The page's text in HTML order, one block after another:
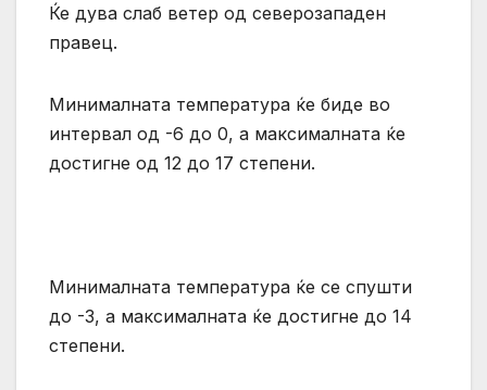
Ќе дува слаб ветер од северозападен
правец.
Минималната температура ќе биде во
интервал од -6 до 0, а максималната ќе
достигне од 12 до 17 степени.
Минималната температура ќе се спушти
до -3, а максималната ќе достигне до 14
степени.